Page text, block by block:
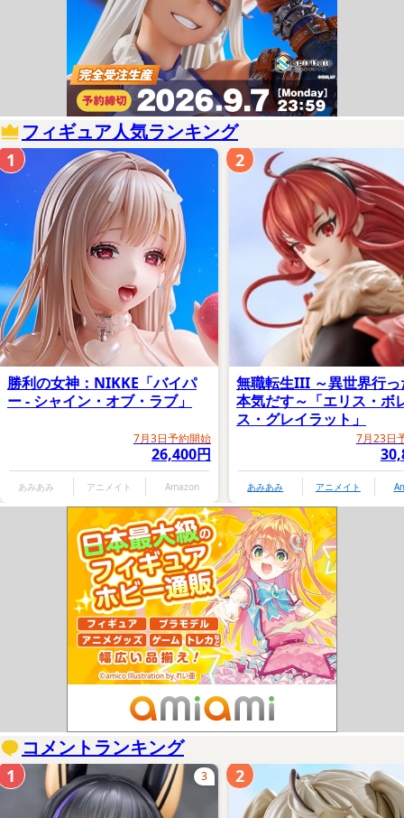
フィギュア人気ランキング
勝利の女神：NIKKE「バイパ
ー - シャイン・オブ・ラブ」
7月3日予約開始
26,400円
あみあみ アニメイト Amazon
1
無職転生III ～異世界行っ
本気だす～「エリス・ボ
ス・グレイラット」
7月23日
あみあみ アニメイト
2
コメントランキング
3
1 2